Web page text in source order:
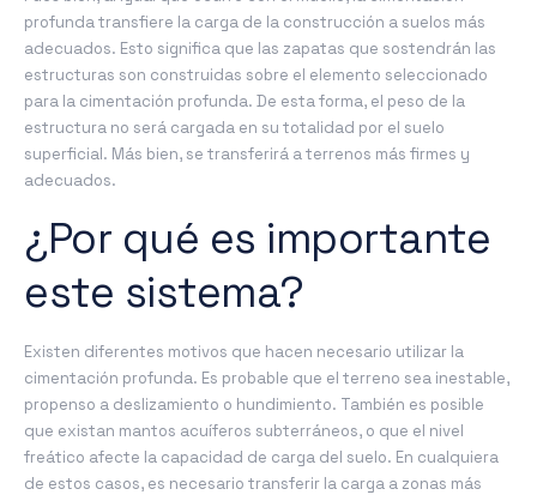
profunda transfiere la carga de la construcción a suelos más
adecuados. Esto significa que las zapatas que sostendrán las
estructuras son construidas sobre el elemento seleccionado
para la cimentación profunda. De esta forma, el peso de la
estructura no será cargada en su totalidad por el suelo
superficial. Más bien, se transferirá a terrenos más firmes y
adecuados.
¿Por qué es importante
este sistema?
Existen diferentes motivos que hacen necesario utilizar la
cimentación profunda. Es probable que el terreno sea inestable,
propenso a deslizamiento o hundimiento. También es posible
que existan mantos acuíferos subterráneos, o que el nivel
freático afecte la capacidad de carga del suelo. En cualquiera
de estos casos, es necesario transferir la carga a zonas más